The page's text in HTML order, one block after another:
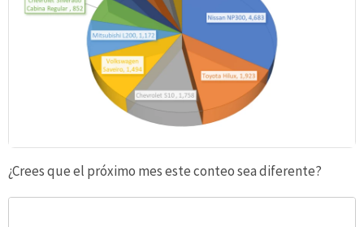
¿Crees que el próximo mes este conteo sea diferente?